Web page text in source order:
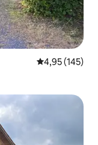
Prosječna
4,95 (145)